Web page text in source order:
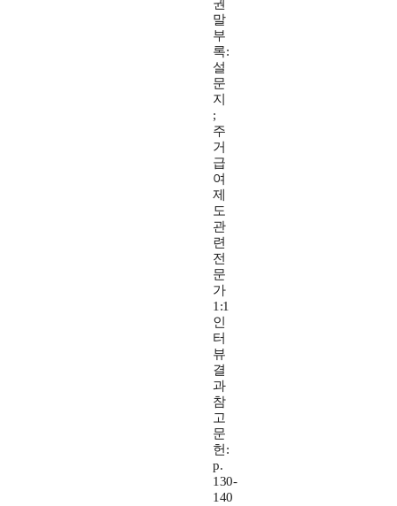
권
말
부
록:
설
문
지
;
주
거
급
여
제
도
관
련
전
문
가
1:1
인
터
뷰
결
과
참
고
문
헌:
p.
130-
140